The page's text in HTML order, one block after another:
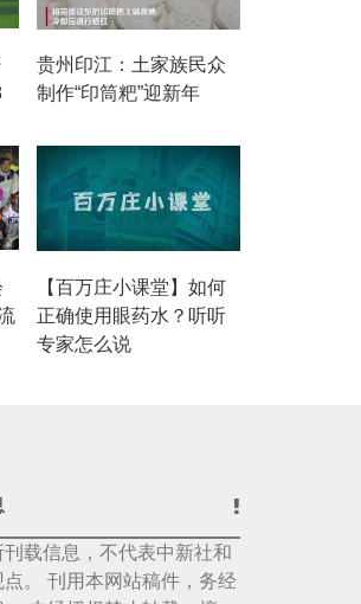
贵州印江：土家族民众
制作“印筒粑”迎新年
【百万庄小课堂】如何
正确使用眼药水？听听
专家怎么说
载信息，不代表中新社和
点。 刊用本网站稿件，务经